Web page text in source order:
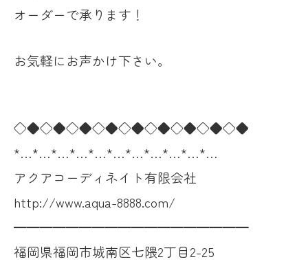
オーダーで承ります！
お気軽にお声かけ下さい。
◇◆◇◆◇◆◇◆◇◆◇◆◇◆◇◆◇◆
*…*…*…*…*…*…*…*…*…*…*…
アクアコーディネイト有限会社
http://www.aqua-8888.com/
━━━━━━━━━━━━━━━━━━
福岡県福岡市城南区七隈2丁目2-25